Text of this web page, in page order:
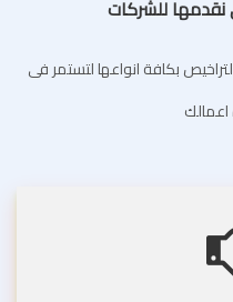
نقدمها للشركات
بكافة انواعها لتستمر فى
اعمالك